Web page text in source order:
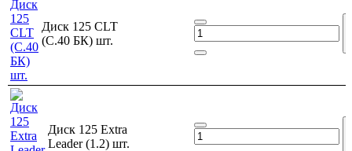
Диск 125 CLT
(С.40 БК) шт.
Диск 125 Extra
Leader (1.2) шт.